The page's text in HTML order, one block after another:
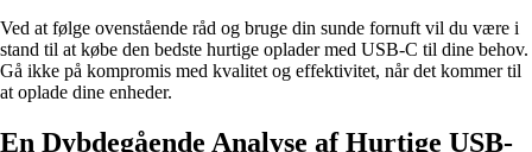
Ved at følge ovenstående råd og bruge din sunde fornuft vil du være i
stand til at købe den bedste hurtige oplader med USB-C til dine behov.
Gå ikke på kompromis med kvalitet og effektivitet, når det kommer til
at oplade dine enheder.
En Dybdegående Analyse af Hurtige USB-